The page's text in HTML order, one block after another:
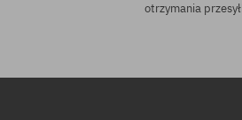
otrzymania